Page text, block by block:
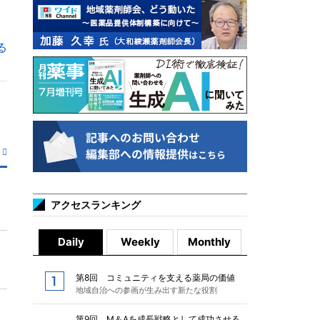
アクセスランキング
Daily Weekly Monthly
第8回 コミュニティを支える薬局の価値
地域自治への参画が生み出す新たな役割